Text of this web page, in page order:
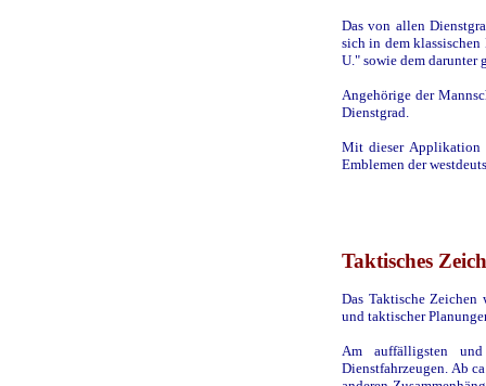
Das von allen
sich in dem
U." sowie dem darunter
Angehörige der
Dienstgrad.
Mit dieser Applikation
Emblemen der
Taktisches
Das Taktische
und taktischer
Am auffälligsten
Dienstfahrzeugen. Ab